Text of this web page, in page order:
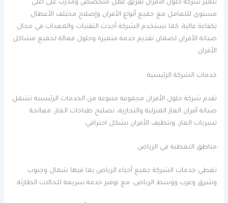
تتميز شركة حلول الأفران بفريق عمل متخصص ومدرب على أعلى
مستوى للتعامل مع جميع أنواع الأفران وإصلاح مختلف الأعطال
بكفاءة عالية. كما تستخدم الشركة أحدث التقنيات والمعدات في مجال
صيانة الأفران لضمان تقديم خدمة متميزة وحلول فعالة لجميع مشاكل
الأفران.
خدمات الشركة الرئيسية
تقدم شركة حلول الأفران مجموعة متنوعة من الخدمات الرئيسية تشمل
صيانة أفران الغاز المنزلية والتجارية، تصليح طباخات الغاز، معالجة
تسربات الغاز، وتنظيف الأفران بشكل احترافي.
مناطق التغطية في الرياض
تغطي خدمات الشركة جميع أحياء الرياض بما فيها شمال وجنوب
وشرق وغرب ووسط الرياض، مع توفير خدمة سريعة للحالات الطارئة.